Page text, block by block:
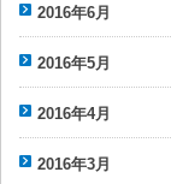
2016年6月
2016年5月
2016年4月
2016年3月